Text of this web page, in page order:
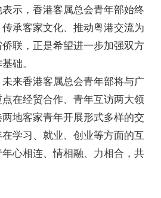
示，香港客属总会青年部始终
承客家文化、推动粤港交流为
联，正是希望进一步加强双方
础。
来香港客属总会青年部将与广
在经贸合作、青年互访两大领
地客家青年开展形式多样的交
学习、就业、创业等方面的互
心相连、情相融、力相合，共